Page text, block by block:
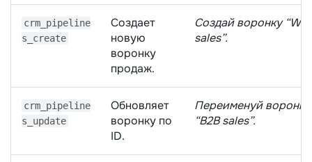
crm_pipeline
s_create
Создает
новую
воронку
продаж.
Создай воронку
sales”.
crm_pipeline
s_update
Обновляет
воронку по
ID.
Переименуй воронку
“B2B sales”.